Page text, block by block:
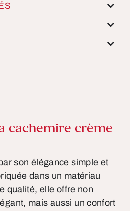
le produit
cachemire crème
son élégance simple et
dans un matériau
qualité, elle offre non
mais aussi un confort